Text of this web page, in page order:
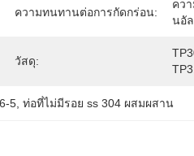
ความทนทานต่อการกัดกร่อน:
คว
นอั
วัสดุ:
5 , ท่อที่ไม่มีรอย ss 304 ผสมผสาน